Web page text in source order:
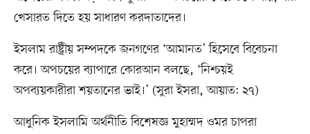
খেসারত দিতে হয় সাধারণ করদাতাদের।
ইসলাম রাষ্ট্রীয় সম্পদকে জনগণের ‘আমানত’ হিসেবে বিবেচনা
করে। অপচয়ের ব্যাপারে কোরআন বলছে, ‘নিশ্চয়ই
অপব্যয়কারীরা শয়তানের ভাই।’ (সুরা ইসরা, আয়াত: ২৭)
আধুনিক ইসলামি অর্থনীতি বিশেষজ্ঞ মুহাম্মদ ওমর চাপরা